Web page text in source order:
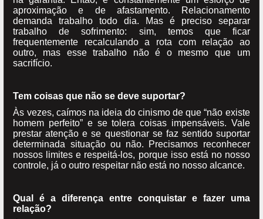
aproximação e de afastamento. Relacionamento
demanda trabalho todo dia. Mas é preciso separar
trabalho de sofrimento: sim, temos que ficar
frequentemente recalculando a rota com relação ao
outro, mas esse trabalho não é o mesmo que um
sacrifício.
Tem coisas que não se deve suportar?
Às vezes, caímos na ideia do cinismo de que “não existe
homem perfeito” e se tolera coisas impensáveis. Vale
prestar atenção e se questionar se faz sentido suportar
determinada situação ou não. Precisamos reconhecer
nossos limites e respeitá-los, porque isso está no nosso
controle, já o outro respeitar não está no nosso alcance.
Qual é a diferença entre conquistar e fazer uma
relação?